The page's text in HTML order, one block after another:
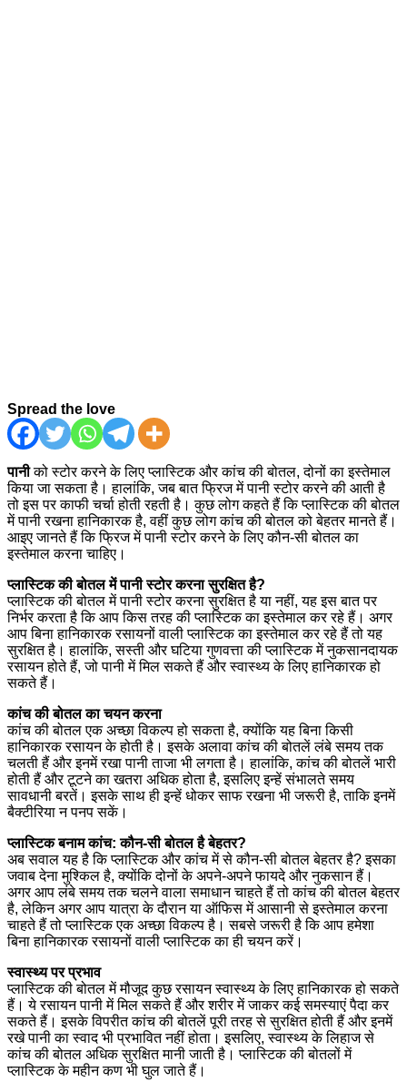
Spread the love
पानीको स्टोर करने के लिए प्लास्टिक और कांच की बोतल, दोनों का इस्तेमाल
किया जा सकता है। हालांकि, जब बात फ्रिज में पानी स्टोर करने की आती है
तो इस पर काफी चर्चा होती रहती है। कुछ लोग कहते हैं कि प्लास्टिक की बोतल
में पानी रखना हानिकारक है, वहीं कुछ लोग कांच की बोतल को बेहतर मानते हैं।
आइए जानते हैं कि फ्रिज में पानी स्टोर करने के लिए कौन-सी बोतल का
इस्तेमाल करना चाहिए।
प्लास्टिक की बोतल में पानी स्टोर करना सुरक्षित है?
प्लास्टिक की बोतल में पानी स्टोर करना सुरक्षित है या नहीं, यह इस बात पर
निर्भर करता है कि आप किस तरह की प्लास्टिक का इस्तेमाल कर रहे हैं। अगर
आप बिना हानिकारक रसायनों वाली प्लास्टिक का इस्तेमाल कर रहे हैं तो यह
सुरक्षित है। हालांकि, सस्ती और घटिया गुणवत्ता की प्लास्टिक में नुकसानदायक
रसायन होते हैं, जो पानी में मिल सकते हैं और स्वास्थ्य के लिए हानिकारक हो
सकते हैं।
कांच की बोतल का चयन करना
कांच की बोतल एक अच्छा विकल्प हो सकता है, क्योंकि यह बिना किसी
हानिकारक रसायन के होती है। इसके अलावा कांच की बोतलें लंबे समय तक
चलती हैं और इनमें रखा पानी ताजा भी लगता है। हालांकि, कांच की बोतलें भारी
होती हैं और टूटने का खतरा अधिक होता है, इसलिए इन्हें संभालते समय
सावधानी बरतें। इसके साथ ही इन्हें धोकर साफ रखना भी जरूरी है, ताकि इनमें
बैक्टीरिया न पनप सकें।
प्लास्टिक बनाम कांच: कौन-सी बोतल है बेहतर?
अब सवाल यह है कि प्लास्टिक और कांच में से कौन-सी बोतल बेहतर है? इसका
जवाब देना मुश्किल है, क्योंकि दोनों के अपने-अपने फायदे और नुकसान हैं।
अगर आप लंबे समय तक चलने वाला समाधान चाहते हैं तो कांच की बोतल बेहतर
है, लेकिन अगर आप यात्रा के दौरान या ऑफिस में आसानी से इस्तेमाल करना
चाहते हैं तो प्लास्टिक एक अच्छा विकल्प है। सबसे जरूरी है कि आप हमेशा
बिना हानिकारक रसायनों वाली प्लास्टिक का ही चयन करें।
स्वास्थ्य पर प्रभाव
प्लास्टिक की बोतल में मौजूद कुछ रसायन स्वास्थ्य के लिए हानिकारक हो सकते
हैं। ये रसायन पानी में मिल सकते हैं और शरीर में जाकर कई समस्याएं पैदा कर
सकते हैं। इसके विपरीत कांच की बोतलें पूरी तरह से सुरक्षित होती हैं और इनमें
रखे पानी का स्वाद भी प्रभावित नहीं होता। इसलिए, स्वास्थ्य के लिहाज से
कांच की बोतल अधिक सुरक्षित मानी जाती है। प्लास्टिक की बोतलों में
प्लास्टिक के महीन कण भी घुल जाते हैं।